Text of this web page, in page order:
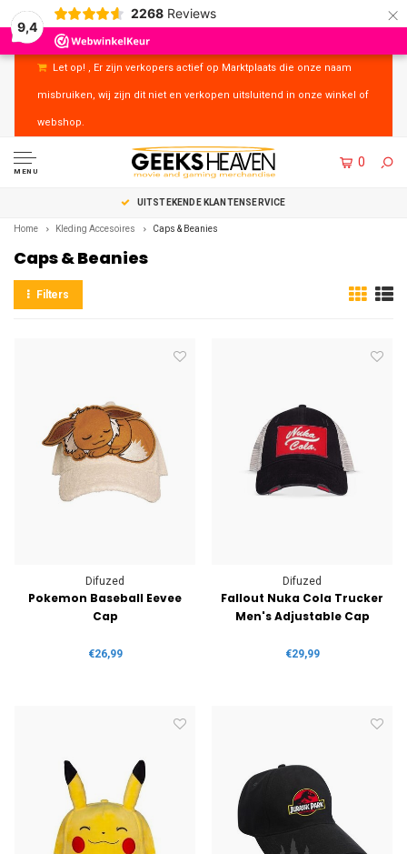
9,4
2268 Reviews ×
Let op! , Er zijn verkopers actief op Marktplaats die onze naam
misbruiken, wij zijn dit niet en verkopen uitsluitend in onze winkel of
webshop.
MENU
0
UITSTEKENDE KLANTENSERVICE
Home Kleding Accesoires Caps & Beanies
Caps & Beanies
Filters
Difuzed
Pokemon Baseball Eevee
Cap
€26,99
Difuzed
Fallout Nuka Cola Trucker
Men's Adjustable Cap
€29,99